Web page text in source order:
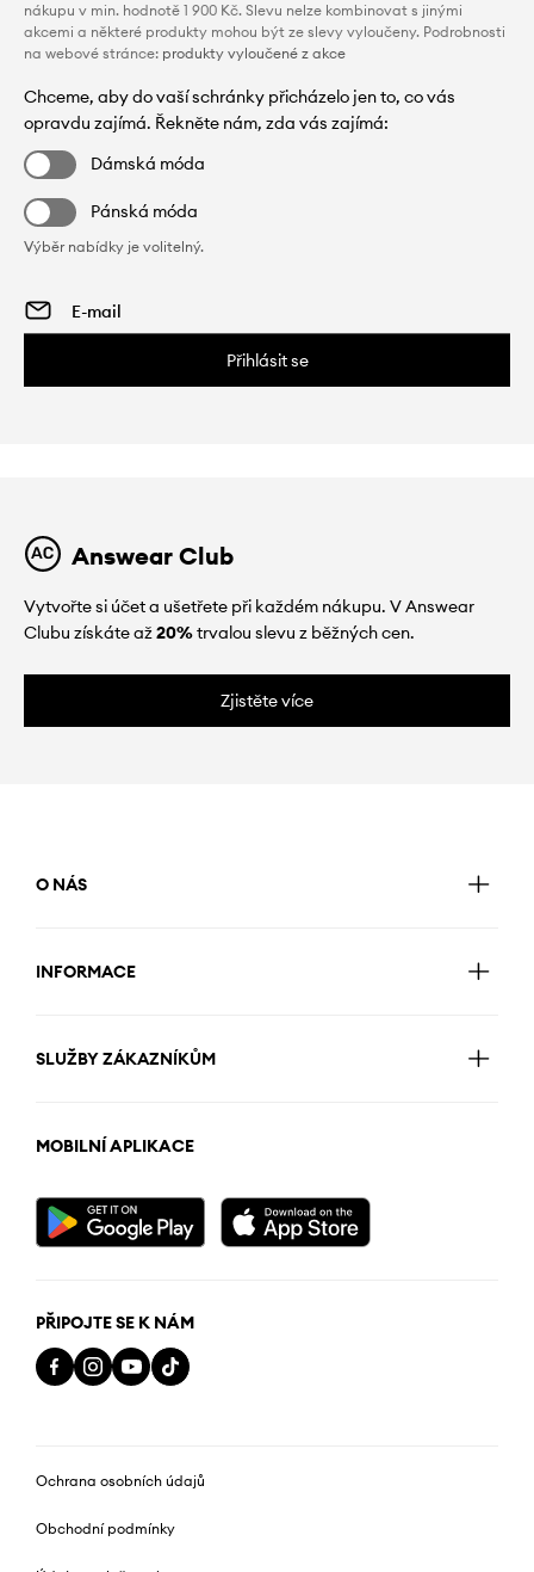
nákupu v min. hodnotě 1 900 Kč. Slevu nelze kombinovat s jinými
akcemi a některé produkty mohou být ze slevy vyloučeny. Podrobnosti
na webové stránce: produkty vyloučené z akce
Chceme, aby do vaší schránky přicházelo jen to, co vás
opravdu zajímá. Řekněte nám, zda vás zajímá:
Dámská móda
Pánská móda
Výběr nabídky je volitelný.
Přihlásit se
Answear Club
Vytvořte si účet a ušetřete při každém nákupu. V Answear
Clubu získáte až20%trvalou slevu z běžných cen.
Zjistěte více
O NÁS
INFORMACE
SLUŽBY ZÁKAZNÍKŮM
MOBILNÍ APLIKACE
PŘIPOJTE SE K NÁM
Ochrana osobních údajů
Obchodní podmínky